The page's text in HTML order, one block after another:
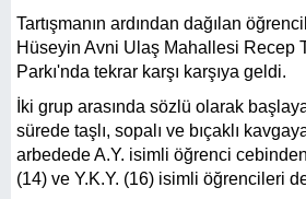
Tartışmanın ardından dağılan
Hüseyin Avni Ulaş Mahallesi Recep
Parkı'nda tekrar karşı karşıya geldi.
İki grup arasında sözlü olarak
sürede taşlı, sopalı ve bıçaklı
arbedede A.Y. isimli öğrenci cebinden
(14) ve Y.K.Y. (16) isimli öğrencileri